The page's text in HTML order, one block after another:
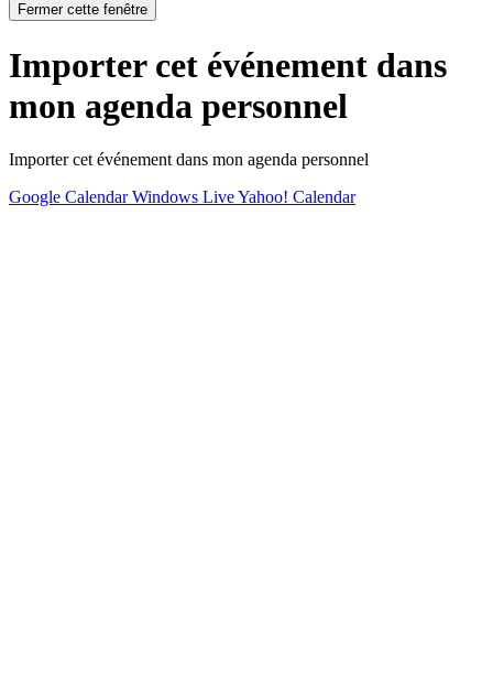
Fermer cette fenêtre
Importer cet événement dans
mon agenda personnel
Importer cet événement dans mon agenda personnel
Google CalendarWindows LiveYahoo! Calendar